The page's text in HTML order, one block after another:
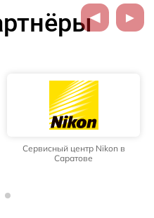
Сервисный центр Nikon в
Саратове